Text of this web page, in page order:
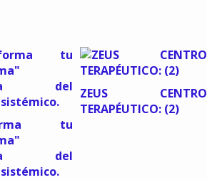
tu
del
ZEUS CENTRO
TERAPÉUTICO: (2)